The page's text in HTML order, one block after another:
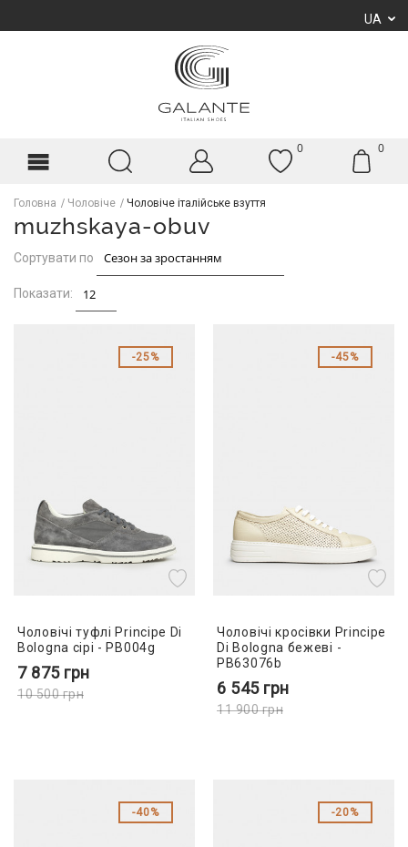
UA
0 0
Головна Чоловіче Чоловіче італійське взуття
muzhskaya-obuv
Сортувати по
Показати:
25%
Чоловічі туфлі Principe Di
Bologna сірі - PB004g
7 875 грн
10 500грн
45%
Чоловічі кросівки Principe
Di Bologna бежеві -
PB63076b
6 545 грн
11 900грн
40% 20%